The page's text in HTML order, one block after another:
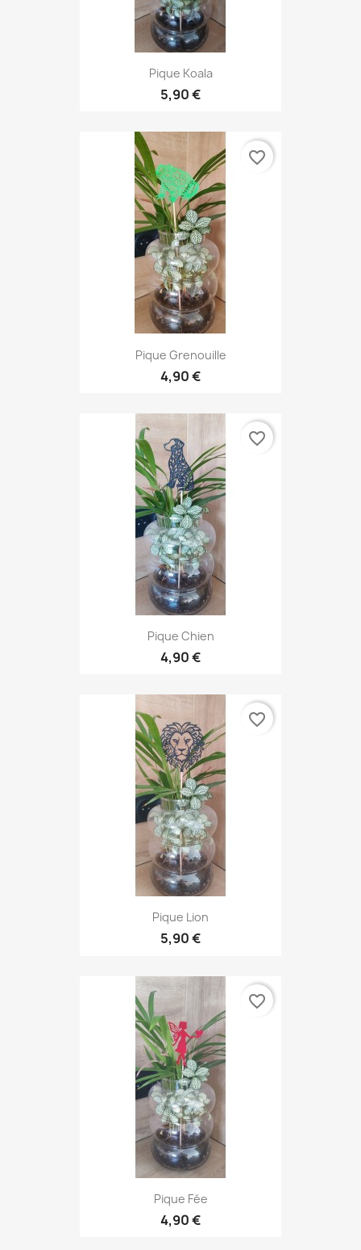
Pique Koala
5,90 €
Pique Grenouille
4,90 €
favorite_border
Pique Chien
4,90 €
favorite_border
Pique Lion
5,90 €
favorite_border
Pique Fée
4,90 €
favorite_border